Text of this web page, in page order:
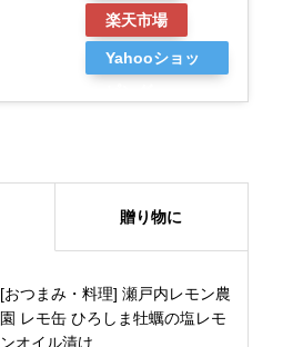
楽天市場
Yahooショッ
贈り物に
[おつまみ・料理] 瀬戸内レモン農
園 レモ缶 ひろしま牡蠣の塩レモ
ンオイル漬け
MINAKI 極幻（GOKUGEN）：非
の打ち所がないラグジュアリーな
日本酒の美味しさに酔いしれる